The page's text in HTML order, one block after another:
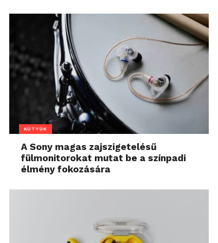
KÜTYÜK
A Sony magas zajszigetelésű
fülmonitorokat mutat be a színpadi
élmény fokozására